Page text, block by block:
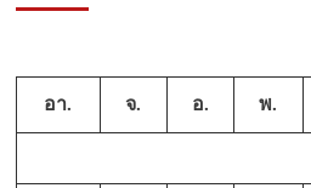
อา. จ. อ. พ.